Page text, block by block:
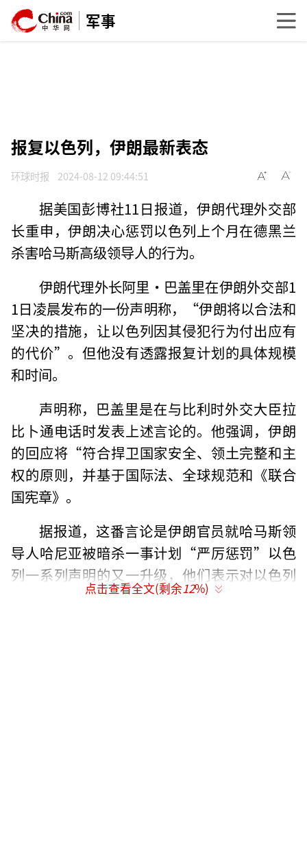
军事
报复以色列，伊朗最新表态
环球时报 2024-08-12 09:44:51
据美国彭博社11日报道，伊朗代理外交部
长重申，伊朗决心惩罚以色列上个月在德黑兰
杀害哈马斯高级领导人的行为。
伊朗代理外长阿里·巴盖里在伊朗外交部1
1日凌晨发布的一份声明称，“伊朗将以合法和
坚决的措施，让以色列因其侵犯行为付出应有
的代价”。但他没有透露报复计划的具体规模
和时间。
声明称，巴盖里是在与比利时外交大臣拉
比卜通电话时发表上述言论的。他强调，伊朗
的回应将“符合捍卫国家安全、领土完整和主
权的原则，并基于国际法、全球规范和《联合
国宪章》。
据报道，这番言论是伊朗官员就哈马斯领
导人哈尼亚被暗杀一事计划“严厉惩罚”以色
列一系列声明的又一升级，他们表示对以色列
的报复是不可避免的。但目前以色列既没有承
点击查看全文(剩余12%)